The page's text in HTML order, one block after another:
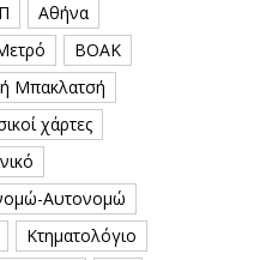
Αθήνα
ΒΟΑΚ
Μπακλατσή
χάρτες
Αυτονομώ
Κτηματολόγιο